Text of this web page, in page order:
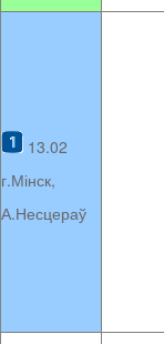
13.02
г.Мінск,
А.Несцераў